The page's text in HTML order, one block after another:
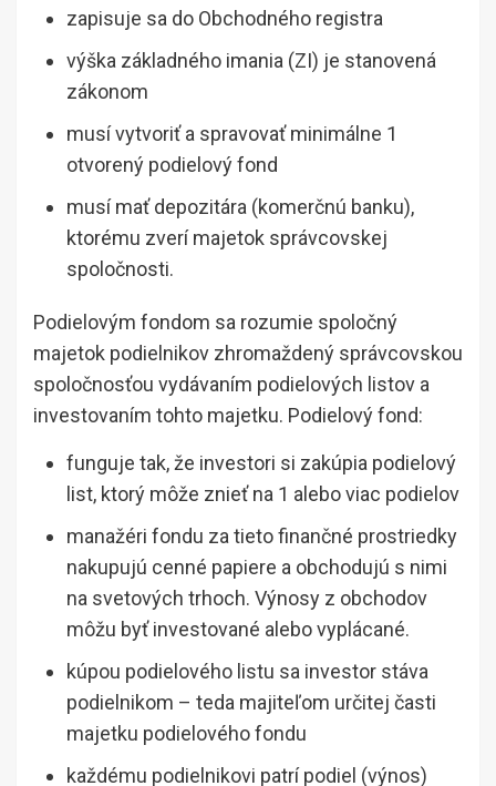
zapisuje sa do Obchodného registra
výška základného imania (ZI) je stanovená
zákonom
musí vytvoriť a spravovať minimálne 1
otvorený podielový fond
musí mať depozitára (komerčnú banku),
ktorému zverí majetok správcovskej
spoločnosti.
Podielovým fondom sa rozumie spoločný
majetok podielnikov zhromaždený správcovskou
spoločnosťou vydávaním podielových listov a
investovaním tohto majetku. Podielový fond:
funguje tak, že investori si zakúpia podielový
list, ktorý môže znieť na 1 alebo viac podielov
manažéri fondu za tieto finančné prostriedky
nakupujú cenné papiere a obchodujú s nimi
na svetových trhoch. Výnosy z obchodov
môžu byť investované alebo vyplácané.
kúpou podielového listu sa investor stáva
podielnikom – teda majiteľom určitej časti
majetku podielového fondu
každému podielnikovi patrí podiel (výnos)